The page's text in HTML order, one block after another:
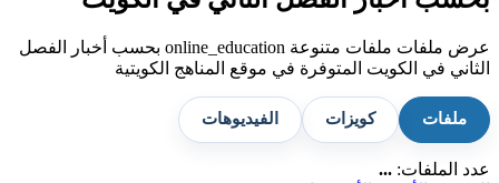
عرض ملفات ملفات متنوعة online_education بحسب أخبار الفصل
الثاني في الكويت المتوفرة في موقع المناهج الكويتية
ملفات كويزات الفيديوهات
عدد الملفات: ...